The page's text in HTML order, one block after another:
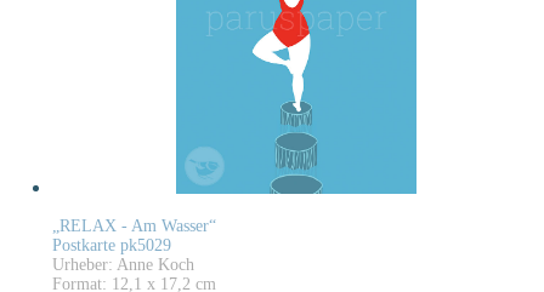
„RELAX - Am Wasser“
Postkarte pk5029
Urheber: Anne Koch
Format: 12,1 x 17,2 cm